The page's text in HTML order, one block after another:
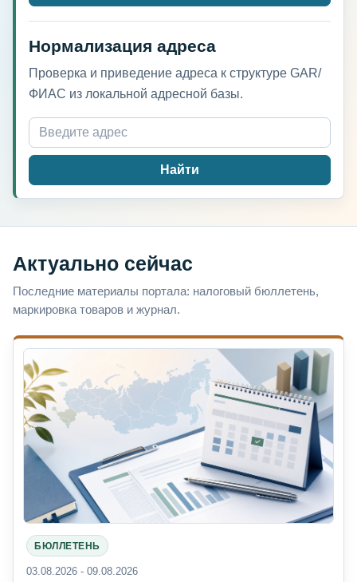
Нормализация адреса
Проверка и приведение адреса к структуре GAR/
ФИАС из локальной адресной базы.
Найти
Актуально сейчас
Последние материалы портала: налоговый бюллетень,
маркировка товаров и журнал.
БЮЛЛЕТЕНЬ
03.08.2026 - 09.08.2026